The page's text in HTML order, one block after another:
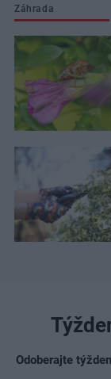
Záhrada
Odoberajte